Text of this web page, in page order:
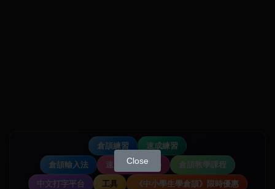
倉頡練習
速成練習
倉頡輸入法
速成輸入法教學
倉頡教學課程
中文打字平台
工具 《中小學生學倉頡》限時優惠
Close